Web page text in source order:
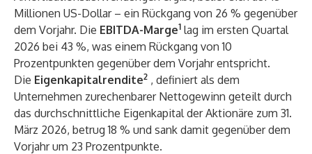
Millionen US-Dollar – ein Rückgang von 26 % gegenüber
dem Vorjahr. Die EBITDA-Marge1 lag im ersten Quartal
2026 bei 43 %, was einem Rückgang von 10
Prozentpunkten gegenüber dem Vorjahr entspricht.
Die Eigenkapitalrendite2 , definiert als dem
Unternehmen zurechenbarer Nettogewinn geteilt durch
das durchschnittliche Eigenkapital der Aktionäre zum 31.
März 2026, betrug 18 % und sank damit gegenüber dem
Vorjahr um 23 Prozentpunkte.